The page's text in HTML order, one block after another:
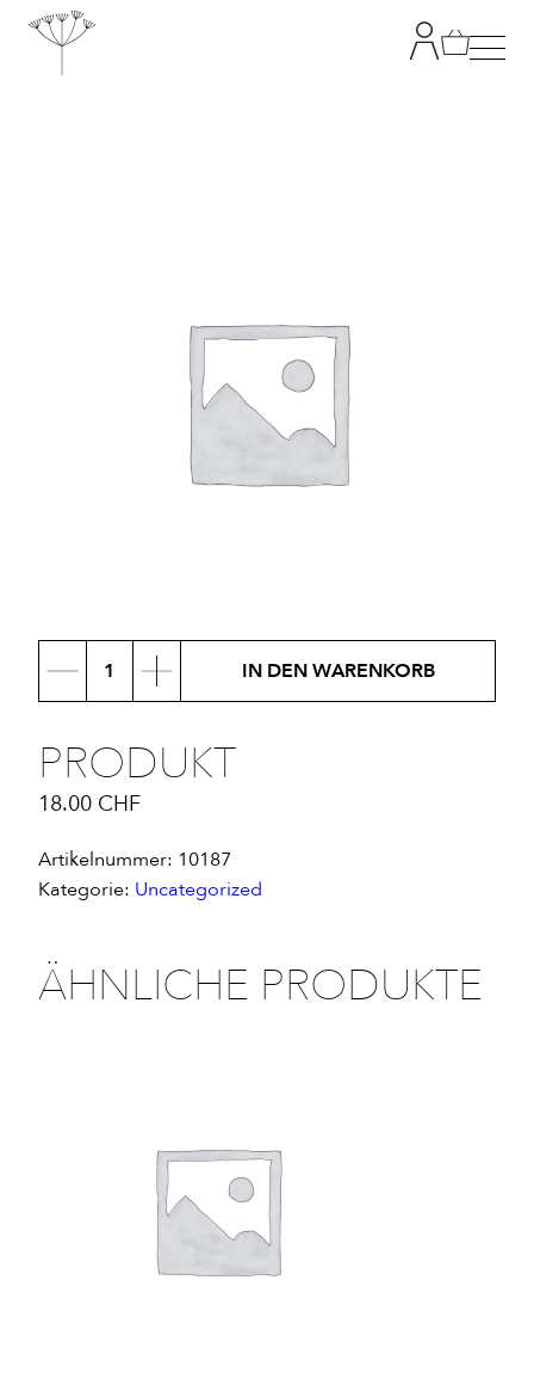
IN DEN WARENKORB
PRODUKT
18.00 CHF
Artikelnummer: 10187
Kategorie: Uncategorized
ÄHNLICHE PRODUKTE